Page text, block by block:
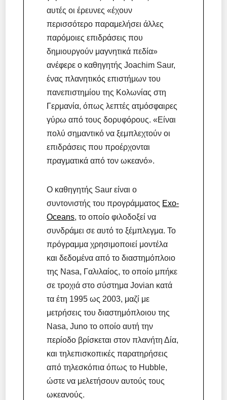
αυτές οι έρευνες «έχουν
περισσότερο παραμελήσει άλλες
παρόμοιες επιδράσεις που
δημιουργούν μαγνητικά πεδία»
ανέφερε ο καθηγητής Joachim Saur,
ένας πλανητικός επιστήμων του
πανεπιστημίου της Κολωνίας στη
Γερμανία, όπως λεπτές ατμόσφαιρες
γύρω από τους δορυφόρους. «Είναι
πολύ σημαντικό να ξεμπλεχτούν οι
επιδράσεις που προέρχονται
πραγματικά από τον ωκεανό».
Ο καθηγητής Saur είναι ο
συντονιστής του προγράμματος Exo-
Oceans, το οποίο φιλοδοξεί να
συνδράμει σε αυτό το ξέμπλεγμα. Το
πρόγραμμα χρησιμοποιεί μοντέλα
και δεδομένα από το διαστημόπλοιο
της Nasa, Γαλιλαίος, το οποίο μπήκε
σε τροχιά στο σύστημα Jovian κατά
τα έτη 1995 ως 2003, μαζί με
μετρήσεις του διαστημόπλοιου της
Nasa, Juno το οποίο αυτή την
περίοδο βρίσκεται στον πλανήτη Δία,
και τηλεπισκοπικές παρατηρήσεις
από τηλεσκόπια όπως το Hubble,
ώστε να μελετήσουν αυτούς τους
ωκεανούς.